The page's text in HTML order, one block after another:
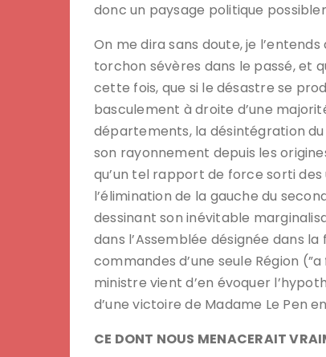
donc un paysage politique
On me dira sans doute, je
torchon sévères dans le passé, et
cette fois, que si le désastre se
basculement à droite d’une
départements, la désintégration
son rayonnement depuis les
qu’un tel rapport de force sorti
l’élimination de la gauche du
dessinant son inévitable
dans l’Assemblée désignée dans
commandes d’une seule Région
ministre vient d’en évoquer
d’une victoire de Madame Le Pen
CE DONT NOUS MENACERAIT